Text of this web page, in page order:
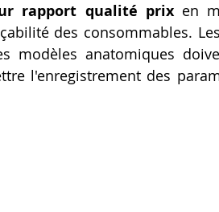
rapport qualité prix en
des consommables.
modèles anatomiques
l'enregistrement des